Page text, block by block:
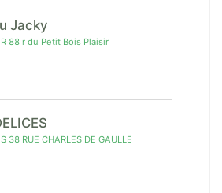
Jacky
88 r du Petit Bois Plaisir
38 RUE CHARLES DE GAULLE